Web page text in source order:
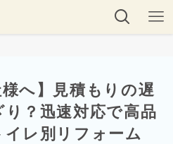
様へ】見積もりの遅
？迅速対応で高品
レ別リフォーム